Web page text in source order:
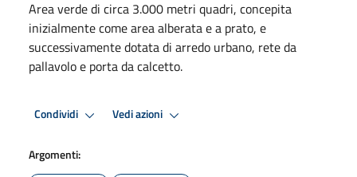
Area verde di circa 3.000 metri quadri, concepita
inizialmente come area alberata e a prato, e
successivamente dotata di arredo urbano, rete da
pallavolo e porta da calcetto.
Condividi Vedi azioni
Argomenti: